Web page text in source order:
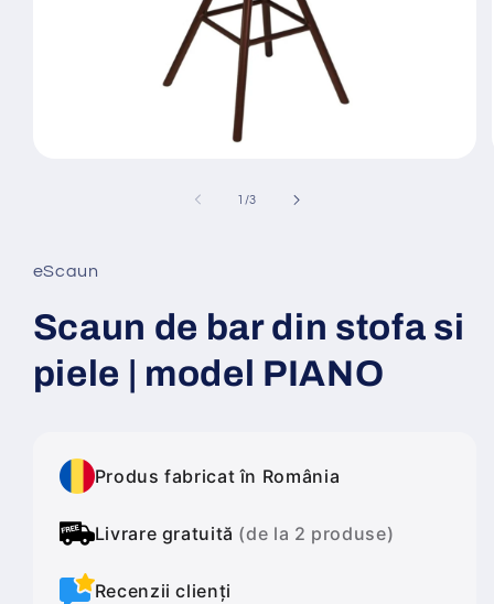
fereastră
modală
1 /din
3
eScaun
Scaun de bar din stofa si
piele | model PIANO
Produs fabricat în România
Livrare gratuită (de la 2 produse)
Recenzii clienți